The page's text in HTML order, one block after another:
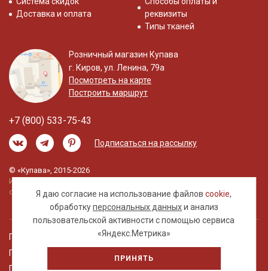
Я даю согласие на использование файловcookie,
обработкуперсональных данныхи анализ
пользовательской активности с помощью сервиса
«Яндекс.Метрика»
ПРИНЯТЬ
Доставка и оплата
реквизиты
Типы тканей
Розничный магазин Купава
г. Киров, ул. Ленина, 79а
Посмотреть на карте
Построить маршрут
+7 (800) 533-75-43
Подписаться на рассылку
© «Купава», 2015-2026
Информация на сайте не является публичной
офертой.
Правовая информация
Политика обработки персональных данных
Пользовательское соглашение